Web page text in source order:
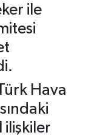
ile
Hava
ilişkiler